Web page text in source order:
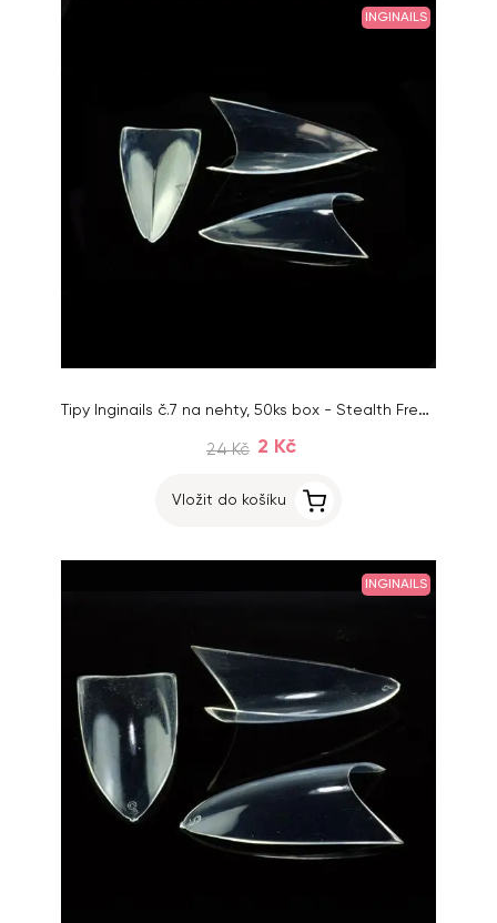
INGINAILS
Tipy Inginails č.7 na nehty, 50ks box - Stealth French Clear
24 Kč 2 Kč
Vložit do košíku
INGINAILS